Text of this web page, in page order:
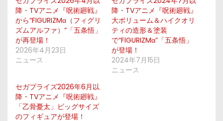
降・TVアニメ『呪術廻戦』
から“FIGURIZMα（フィグリ
ズムアルファ）”「五条悟」
が再登場！
2026年4月23日
ニュース
降・TVアニメ『呪術廻戦』
大ボリューム＆ハイクオリ
ティの造形＆塗装
で“FIGURIZMα”「五条悟」
が登場！
2024年7月15日
ニュース
セガプライズ2026年6月以
降・TVアニメ『呪術廻戦』
「乙骨憂太」ビッグサイズ
のフィギュアが登場！